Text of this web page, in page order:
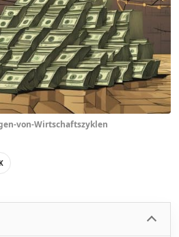
von-Wirtschaftszyklen